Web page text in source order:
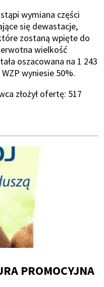
wymiana części
się dewastacje,
zostaną wpięte do
wielkość
oszacowana na 1 243
wyniesie 50%.
złożył ofertę: 517
PROMOCYJNA